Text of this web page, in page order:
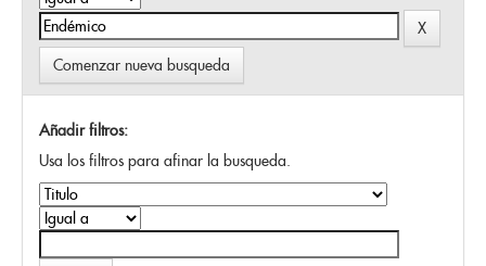
Comenzar nueva busqueda
Añadir filtros:
Usa los filtros para afinar la busqueda.